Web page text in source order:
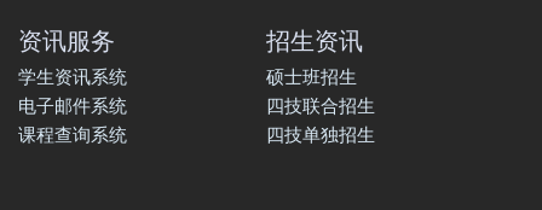
资讯服务
学生资讯系统
电子邮件系统
课程查询系统
招生资讯
硕士班招生
四技联合招生
四技单独招生